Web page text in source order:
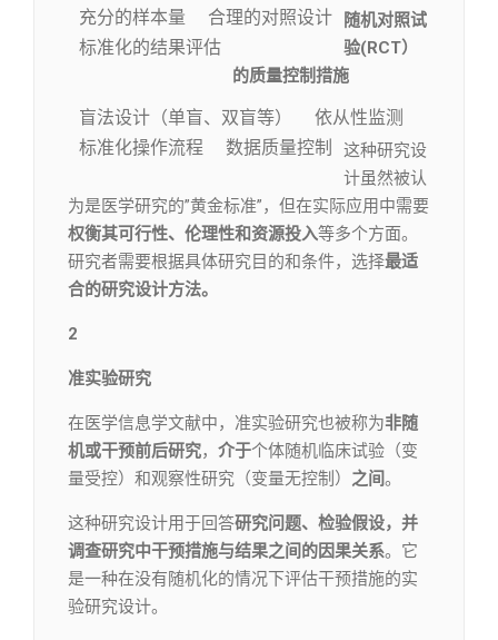
充分的样本量
合理的对照设计
标准化的结果评估
随机对照试
验(RCT）
的质量控制措施
盲法设计（单盲、双盲等）
依从性监测
标准化操作流程
数据质量控制
这种研究设
计虽然被认
为是医学研究的”黄金标准”，但在实际应用中需要
权衡其可行性、伦理性和资源投入等多个方面。
研究者需要根据具体研究目的和条件，选择最适
合的研究设计方法。
2
准实验研究
在医学信息学文献中，准实验研究也被称为非随
机或干预前后研究， 介于个体随机临床试验（变
量受控）和观察性研究（变量无控制） 之间。
这种研究设计用于回答研究问题、检验假设，并
调查研究中干预措施与结果之间的因果关系。它
是一种在没有随机化的情况下评估干预措施的实
验研究设计。